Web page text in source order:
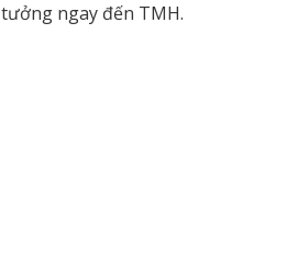
tưởng ngay đến TMH.